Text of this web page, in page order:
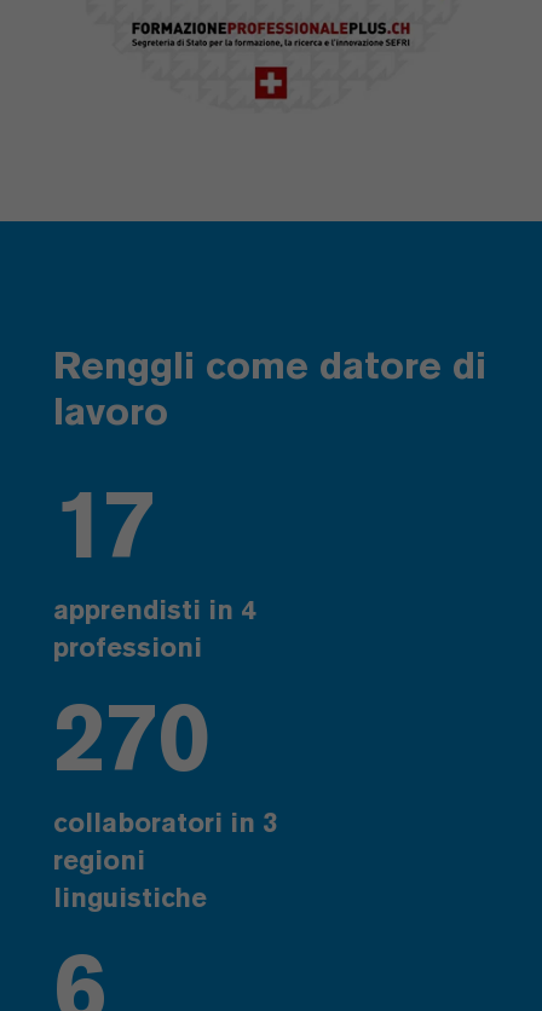
Renggli come datore di
lavoro
17
apprendisti in 4
professioni
270
collaboratori in 3
regioni
linguistiche
6